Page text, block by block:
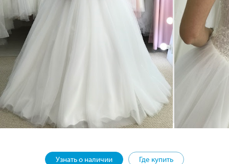
Узнать о наличии Где купить